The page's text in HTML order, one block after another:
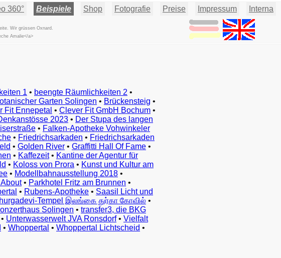
360° Beispiele Shop Fotografie Preise Impressum Interna
Wir grüssen Oxnard.
Amalie</a>
1 • beengte Räumlichkeiten 2 •
Garten Solingen • Brückensteig •
Fit Ennepetal • Clever Fit GmbH Bochum •
2023 • Der Stupa des langen
• Falken-Apotheke Vohwinkeler
• Friedrichsarkaden • Friedrichsarkaden
• Golden River • Graffitti Hall Of Fame •
• Kaffezeit• Kantine der Agentur für
• Koloss von Prora • Kunst und Kultur am
• Modellbahnausstellung 2018 •
• Parkhotel Fritz am Brunnen •
• Rubens-Apotheke • Saasil Licht und
Tempel இலங்கை துர்கா கோவில் •
Solingen • transfer3, die BKG
• Unterwasserwelt JVA Ronsdorf• Vielfalt
• Whoppertal • Whoppertal Lichtscheid •